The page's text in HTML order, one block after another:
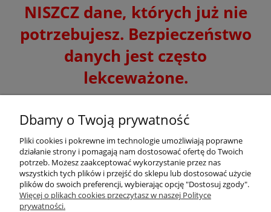
NISZCZ dane, których już nie
potrzebujesz. Bezpieczeństwo
danych jest często
lekceważone.
wysokiej jakości niszczarek zgodnych z RODO, odpowiednich
dla potrzeb Państwa, czy Państwa Firmy. Oferujemy pełną
gamę profesjonalnych urządzeń do wszystkich obszarów
zastosowań.
SPECJALNE WARUNKI HANDLOWE DLA WSZYSTKICH
JEDNOSTEK BUDŻETOWYCH
Dbamy o Twoją prywatność
Pliki cookies i pokrewne im technologie umożliwiają poprawne
działanie strony i pomagają nam dostosować ofertę do Twoich
potrzeb. Możesz zaakceptować wykorzystanie przez nas
wszystkich tych plików i przejść do sklepu lub dostosować użycie
plików do swoich preferencji, wybierając opcję "Dostosuj zgody".
Więcej o plikach cookies przeczytasz w naszej Polityce
prywatności.